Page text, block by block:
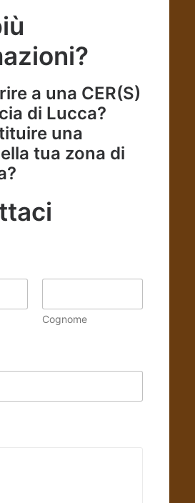
a una CER(S)
di Lucca?
una
tua zona di
Cognome